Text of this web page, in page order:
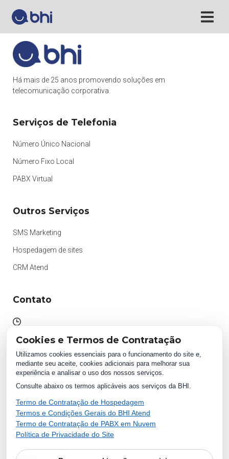
Há mais de 25 anos promovendo soluções em
telecomunicação corporativa.
Serviços de Telefonia
Número Único Nacional
Número Fixo Local
PABX Virtual
Outros Serviços
SMS Marketing
Hospedagem de sites
CRM Atend
Contato
Segunda à Sexta.
WhatsApp:
(87) 2018 1234
0800 511 1234
Cookies e Termos de Contratação
Utilizamos cookies essenciais para o funcionamento do site e,
mediante seu aceite, cookies adicionais para melhorar sua
experiência e analisar o uso dos nossos serviços.
Consulte abaixo os termos aplicáveis aos serviços da BHI.
Termo de Contratação de Hospedagem
Termos e Condições Gerais do BHI Atend
Termo de Contratação de PABX em Nuvem
Política de Privacidade do Site